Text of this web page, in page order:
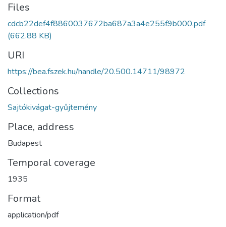
Files
cdcb22def4f8860037672ba687a3a4e255f9b000.pdf
(662.88 KB)
URI
https://bea.fszek.hu/handle/20.500.14711/98972
Collections
Sajtókivágat-gyűjtemény
Place, address
Budapest
Temporal coverage
1935
Format
application/pdf